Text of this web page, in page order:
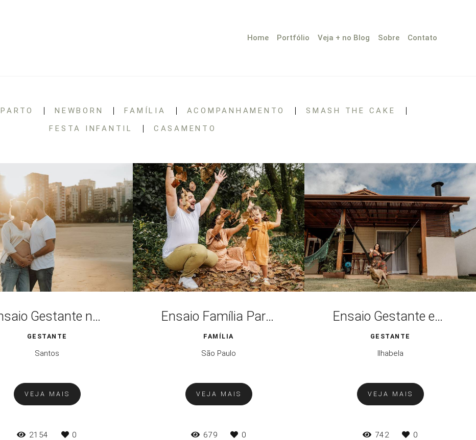
Home Portfólio Veja + no Blog Sobre Contato
PARTO NEWBORN FAMÍLIA ACOMPANHAMENTO
SMASH THE CAKE
FESTA INFANTIL
CASAMENTO
Ensaio Gestante na Praia em Santos
GESTANTE
Santos
VEJA MAIS
2154 0
Ensaio Família Parque Burle Marx São Paulo
FAMÍLIA
São Paulo
VEJA MAIS
679 0
Ensaio Gestante em Casa
GESTANTE
Ilhabela
VEJA MAIS
742 0